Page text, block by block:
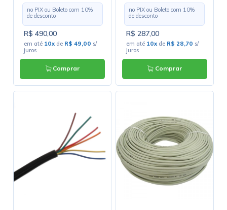
no PIX ou Boleto com 10%
de desconto
R$ 490,00
em até 10x de R$ 49,00 s/
juros
Comprar
no PIX ou Boleto com 10%
de desconto
R$ 287,00
em até 10x de R$ 28,70 s/
juros
Comprar